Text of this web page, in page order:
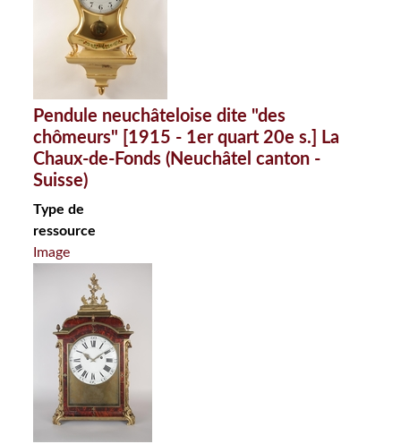
Pendule neuchâteloise dite "des
chômeurs" [1915 - 1er quart 20e s.] La
Chaux-de-Fonds (Neuchâtel canton -
Suisse)
Type de
ressource
Image